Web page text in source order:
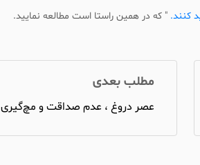
کنند. " که در همین راستا است مطالعه نمایید.
مطلب بعدی
عصر دروغ ، عدم صداقت و مچ‌گیری